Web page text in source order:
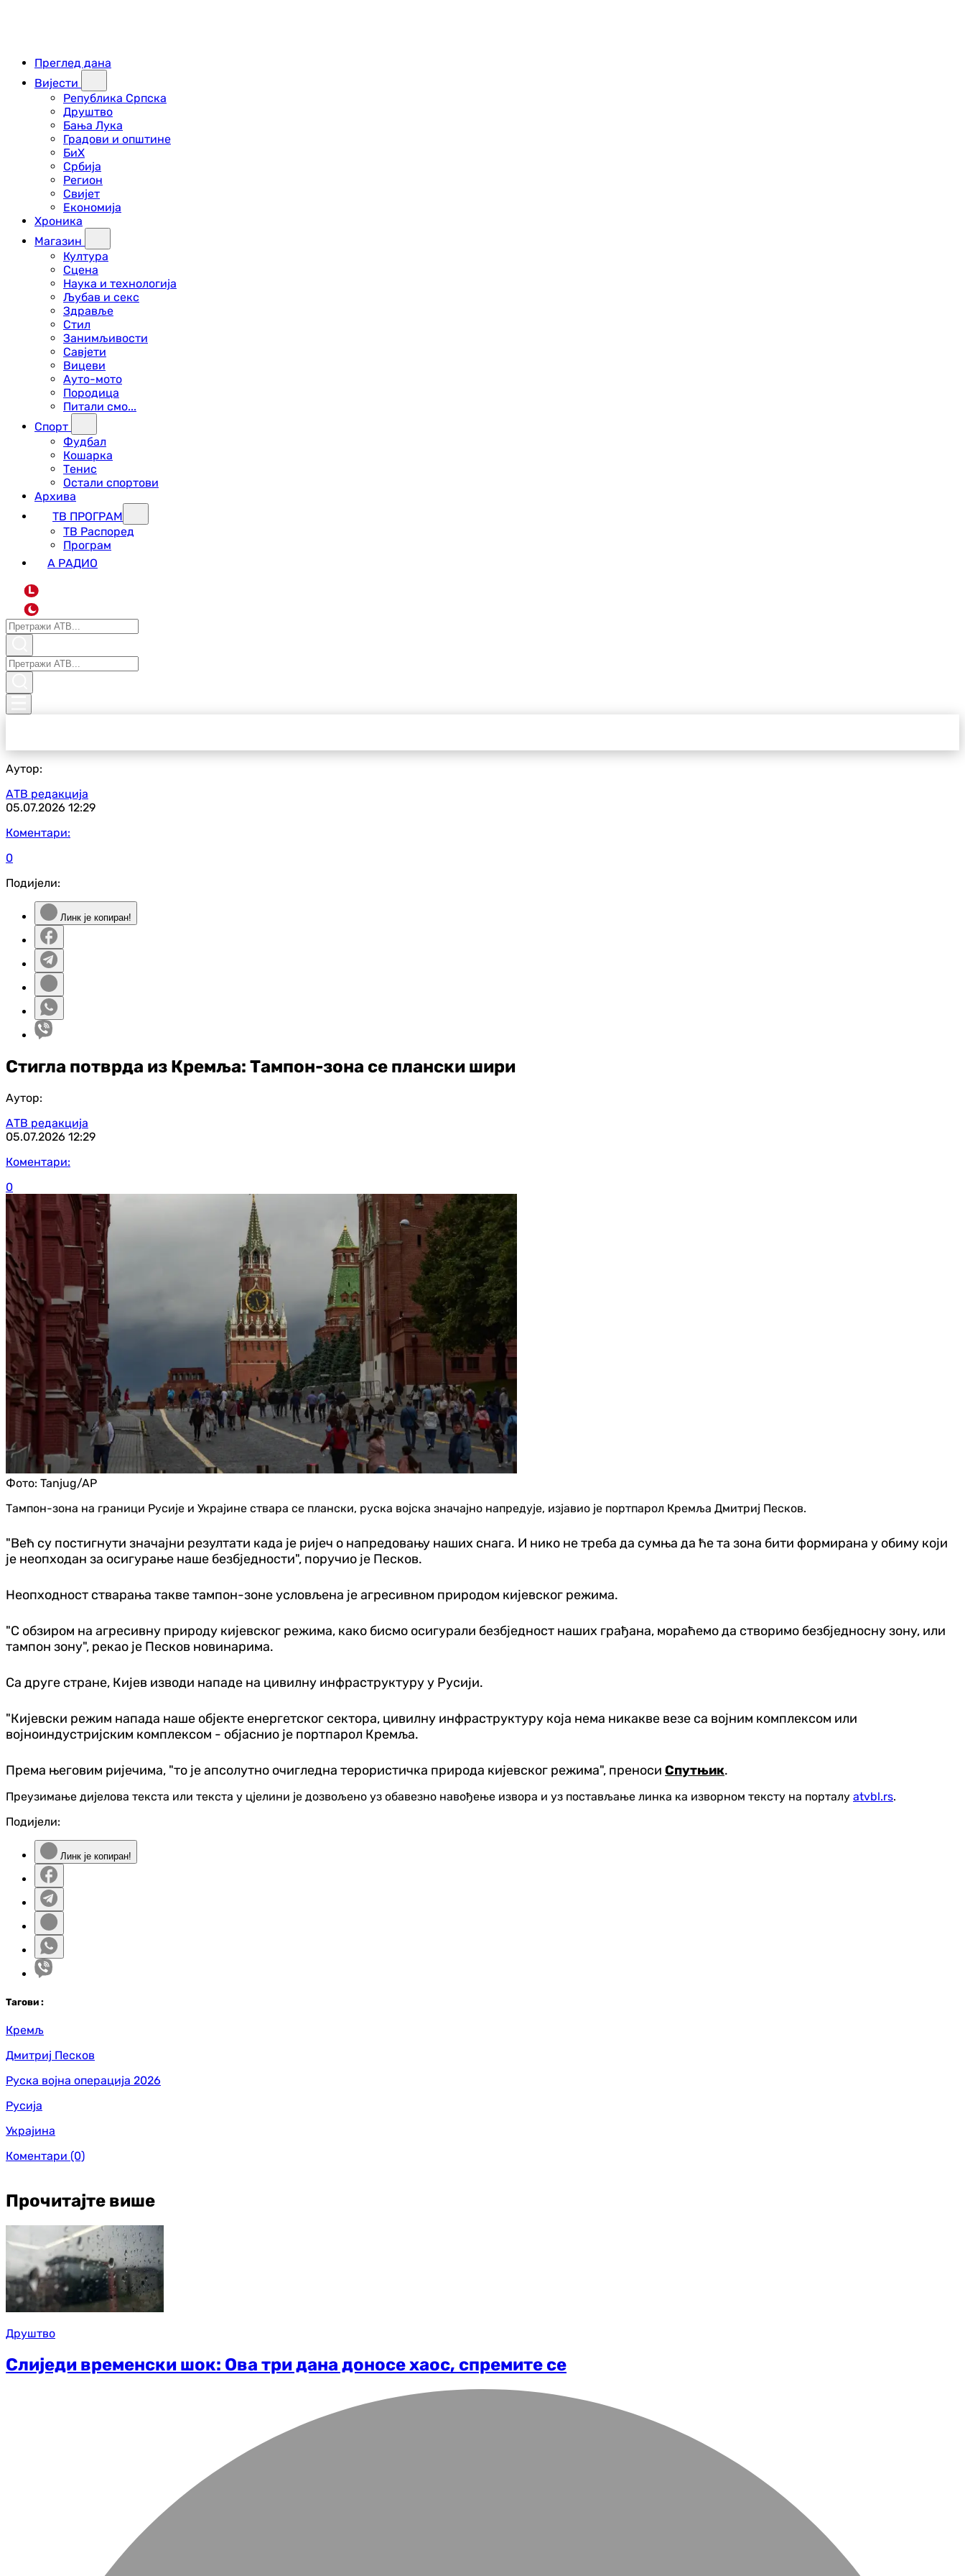
Преглед дана
Вијести
Република Српска
Друштво
Бања Лука
Градови и општине
БиХ
Србија
Регион
Свијет
Економија
Хроника
Магазин
Култура
Сцена
Наука и технологија
Љубав и секс
Здравље
Стил
Занимљивости
Савјети
Вицеви
Ауто-мото
Породица
Питали смо...
Спорт
Фудбал
Кошарка
Тенис
Остали спортови
Архива
ТВ ПРОГРАМ
ТВ Распоред
Програм
А РАДИО
L
Аутор:
АТВ редакција
05.07.2026 12:29
Коментари:
0
Подијели:
Линк је копиран!
Стигла потврда из Кремља: Тампон-зона се плански шири
Аутор:
АТВ редакција
05.07.2026 12:29
Коментари:
0
Фото: Tanjug/AP
Тампон-зона на граници Русије и Украјине ствара се плански, руска војска значајно напредује, изјавио је портпарол Кремља Дмитриј Песков.
"Већ су постигнути значајни резултати када је ријеч о напредовању наших снага. И нико не треба да сумња да ће та зона бити формирана у обиму који
је неопходан за осигурање наше безбједности", поручио је Песков.
Неопходност стварања такве тампон-зоне условљена је агресивном природом кијевског режима.
"С обзиром на агресивну природу кијевског режима, како бисмо осигурали безбједност наших грађана, мораћемо да створимо безбједносну зону, или
тампон зону", рекао је Песков новинарима.
Са друге стране, Кијев изводи нападе на цивилну инфраструктуру у Русији.
"Кијевски режим напада наше објекте енергетског сектора, цивилну инфраструктуру која нема никакве везе са војним комплексом или
војноиндустријским комплексом - објаснио је портпарол Кремља.
Према његовим ријечима, "то је апсолутно очигледна терористичка природа кијевског режима", преноси Спутњик.
Преузимање дијелова текста или текста у цјелини је дозвољено уз обавезно навођење извора и уз постављање линка ка изворном тексту на порталу atvbl.rs.
Подијели:
Линк је копиран!
Тагови :
Кремљ
Дмитриј Песков
Руска војна операција 2026
Русија
Украјина
Коментари (0)
Прочитајте више
Друштво
Слиједи временски шок: Ова три дана доносе хаос, спремите се